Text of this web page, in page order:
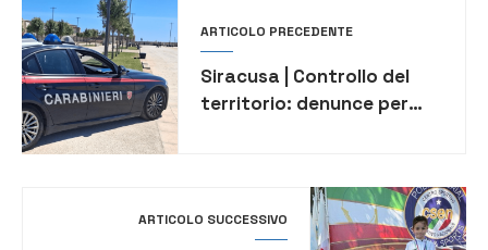
ARTICOLO PRECEDENTE
Siracusa | Controllo del
territorio: denunce per
per 6 mila euro
ARTICOLO SUCCESSIVO